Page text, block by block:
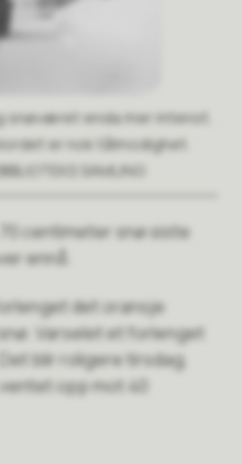
snøværet enda mer intenst.
er nok tålmodighet.
SAMLING
centimeter snø siste
ennå.
det oransje
Varselet et forlenget
blir roligere tirsdag,
opp mot 40